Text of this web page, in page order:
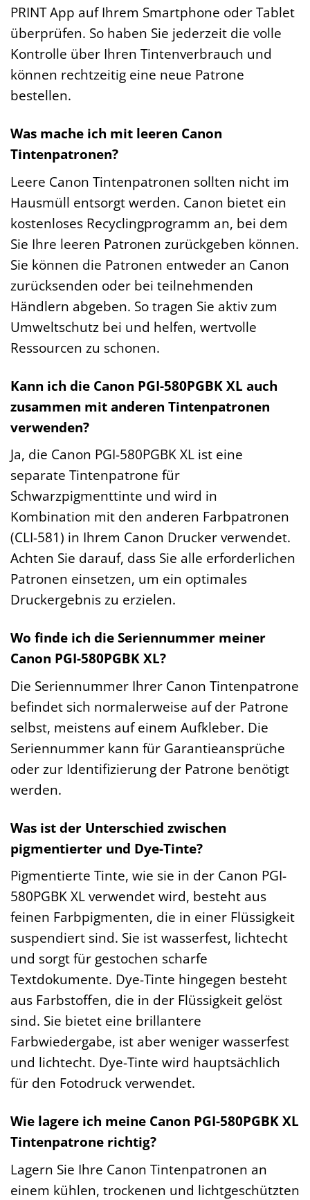
PRINT App auf Ihrem Smartphone oder Tablet
überprüfen. So haben Sie jederzeit die volle
Kontrolle über Ihren Tintenverbrauch und
können rechtzeitig eine neue Patrone
bestellen.
Was mache ich mit leeren Canon
Tintenpatronen?
Leere Canon Tintenpatronen sollten nicht im
Hausmüll entsorgt werden. Canon bietet ein
kostenloses Recyclingprogramm an, bei dem
Sie Ihre leeren Patronen zurückgeben können.
Sie können die Patronen entweder an Canon
zurücksenden oder bei teilnehmenden
Händlern abgeben. So tragen Sie aktiv zum
Umweltschutz bei und helfen, wertvolle
Ressourcen zu schonen.
Kann ich die Canon PGI-580PGBK XL auch
zusammen mit anderen Tintenpatronen
verwenden?
Ja, die Canon PGI-580PGBK XL ist eine
separate Tintenpatrone für
Schwarzpigmenttinte und wird in
Kombination mit den anderen Farbpatronen
(CLI-581) in Ihrem Canon Drucker verwendet.
Achten Sie darauf, dass Sie alle erforderlichen
Patronen einsetzen, um ein optimales
Druckergebnis zu erzielen.
Wo finde ich die Seriennummer meiner
Canon PGI-580PGBK XL?
Die Seriennummer Ihrer Canon Tintenpatrone
befindet sich normalerweise auf der Patrone
selbst, meistens auf einem Aufkleber. Die
Seriennummer kann für Garantieansprüche
oder zur Identifizierung der Patrone benötigt
werden.
Was ist der Unterschied zwischen
pigmentierter und Dye-Tinte?
Pigmentierte Tinte, wie sie in der Canon PGI-
580PGBK XL verwendet wird, besteht aus
feinen Farbpigmenten, die in einer Flüssigkeit
suspendiert sind. Sie ist wasserfest, lichtecht
und sorgt für gestochen scharfe
Textdokumente. Dye-Tinte hingegen besteht
aus Farbstoffen, die in der Flüssigkeit gelöst
sind. Sie bietet eine brillantere
Farbwiedergabe, ist aber weniger wasserfest
und lichtecht. Dye-Tinte wird hauptsächlich
für den Fotodruck verwendet.
Wie lagere ich meine Canon PGI-580PGBK XL
Tintenpatrone richtig?
Lagern Sie Ihre Canon Tintenpatronen an
einem kühlen, trockenen und lichtgeschützten